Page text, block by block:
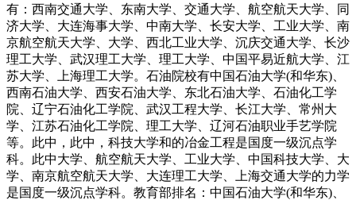
有：西南交通大学、东南大学、交通大学、航空航天大学、同
济大学、大连海事大学、中南大学、长安大学、工业大学、南
京航空航天大学、大学、西北工业大学、沉庆交通大学、长沙
理工大学、武汉理工大学、理工大学、中国平易近航大学、江
苏大学、上海理工大学。石油院校有中国石油大学(和华东)、
西南石油大学、西安石油大学、东北石油大学、石油化工学
院、辽宁石油化工学院、武汉工程大学、长江大学、常州大
学、江苏石油化工学院、理工大学、辽河石油职业手艺学院
等。此中，此中，科技大学和的冶金工程是国度一级沉点学
科。此中大学、航空航天大学、工业大学、中国科技大学、大
学、南京航空航天大学、大连理工大学、上海交通大学的力学
是国度一级沉点学科。教育部排名：中国石油大学(和华东)、